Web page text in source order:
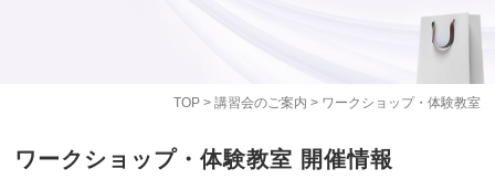
TOP> 講習会のご案内 > ワークショップ・体験教室
ワークショップ・体験教室 開催情報